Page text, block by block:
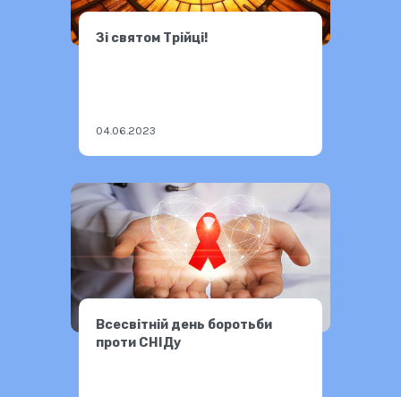
Зі святом Трійці!
04.06.2023
Всесвітній день боротьби
проти СНІДу